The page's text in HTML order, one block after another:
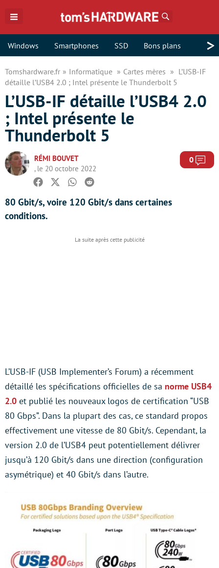
Windows Smartphones SSD Bons plans >
Tomshardware.fr Informatique Cartes mères
L’USB-IF
détaille l’USB4 2.0 ; Intel présente le Thunderbolt 5
L’USB-IF détaille l’USB4 2.0
; Intel présente le
Thunderbolt 5
RÉMI BOUVET
, le 20 octobre 2022
0
Facebook
TwitterWhatsapp
Reddit
80 Gbit/s, voire 120 Gbit/s dans certaines
conditions.
L’USB-IF (USB Implementer’s Forum) a récemment
détaillé les spécifications officielles de sa norme USB4
2.0 et publié les nouveaux logos de certification “USB
80 Gbps”. Dans la plupart des cas, ce standard propos
effectivement une vitesse de 80 Gbit/s. Cependant, la
version 2.0 de l’USB4 peut potentiellement délivrer
jusqu’à 120 Gbit/s dans une direction (configuration
asymétrique) et 40 Gbit/s dans l’autre.